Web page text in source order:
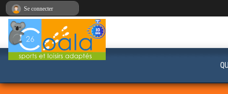
Se connecter
Panneau de gestion des cookies